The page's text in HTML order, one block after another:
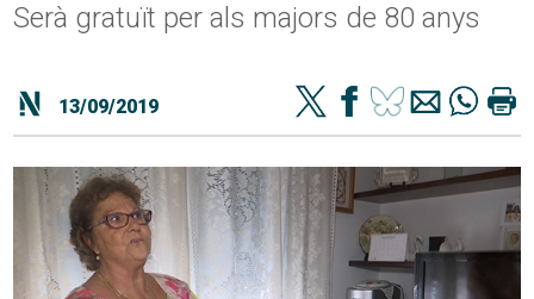
Serà gratuït per als majors de 80 anys
13/09/2019